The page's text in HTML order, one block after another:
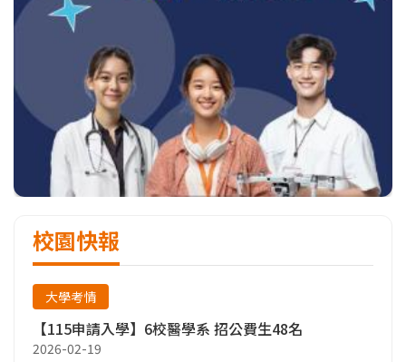
校園快報
大學考情
【115申請入學】6校醫學系 招公費生48名
2026-02-19